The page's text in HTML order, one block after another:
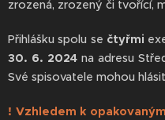
zrozená, zrozený či tvořící,
Přihlášku spolu se čtyřmi
30. 6. 2024 na adresu
Své spisovatele mohou
! Vzhledem k